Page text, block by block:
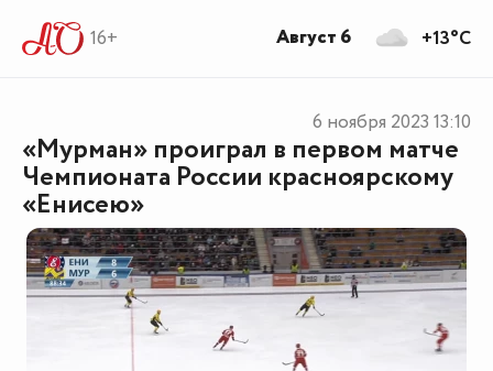
16+
«Мурман» проиграл в первом матче
Чемпионата России красноярскому
«Енисею»
6 ноября 2023 13:10
+13°C
Август 6